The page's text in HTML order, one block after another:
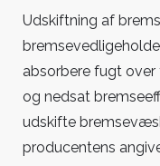
Udskiftning af
absorbere fugt over
og nedsat
udskifte
producentens